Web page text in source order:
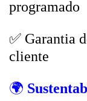
programado
✅ Garantia
cliente
🌍